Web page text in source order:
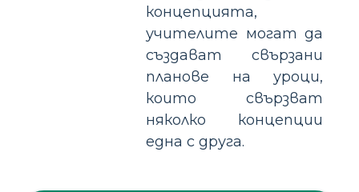
концепцията,
учителите могат да
създават свързани
планове на уроци,
които свързват
няколко концепции
една с друга.